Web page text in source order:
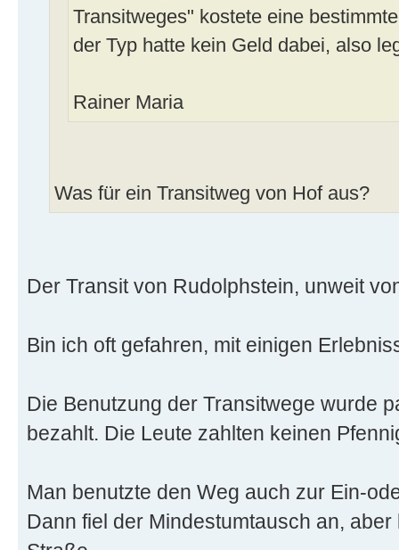
Transitweges" kostete eine
der Typ hatte kein Geld dabei, also
Rainer Maria
Was für ein Transitweg von Hof aus?
Der Transit von Rudolphstein, unweit
Bin ich oft gefahren, mit einigen
Die Benutzung der Transitwege wurde
bezahlt. Die Leute zahlten keinen
Man benutzte den Weg auch zur Ein-
Dann fiel der Mindestumtausch an,